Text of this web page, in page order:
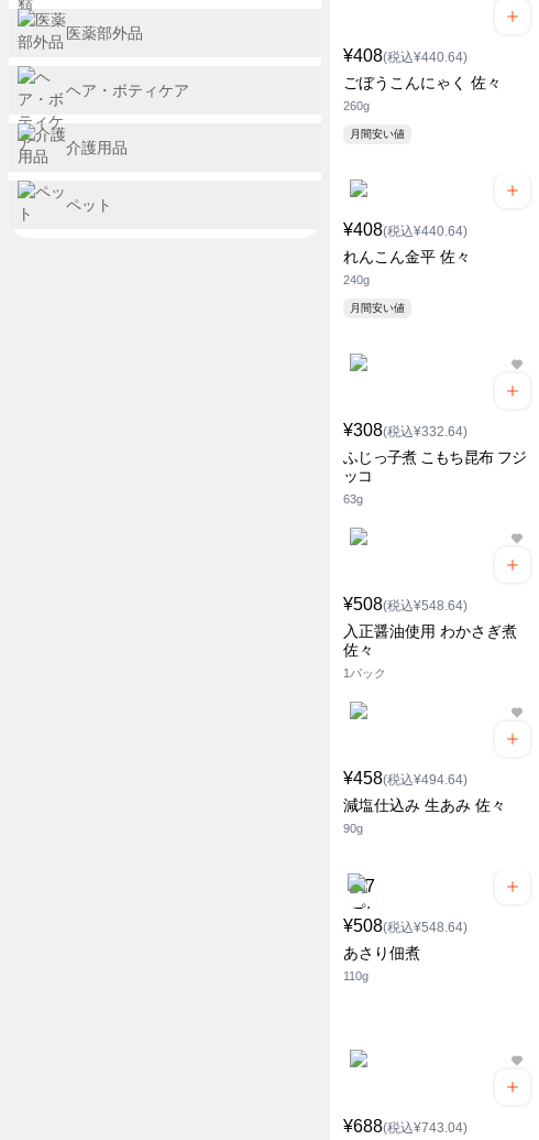
¥408(税込¥440.64)
ごぼうこんにゃく 佐々
260g
月間安い値
¥408(税込¥440.64)
れんこん金平 佐々
240g
月間安い値
¥308(税込¥332.64)
ふじっ子煮 こもち昆布 フジ
ッコ
63g
¥508(税込¥548.64)
入正醤油使用 わかさぎ煮
佐々
1パック
¥458(税込¥494.64)
減塩仕込み 生あみ 佐々
90g
¥508(税込¥548.64)
あさり佃煮
110g
¥688(税込¥743.04)
医薬部外品
ヘア・ボティケア
介護用品
ペット